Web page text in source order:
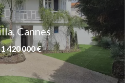
Cannes
1 420 000 €